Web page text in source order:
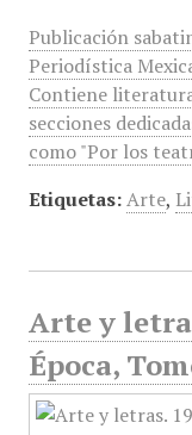
Publicación
Periodística
Contiene
secciones
como "Por los
Etiquetas: Arte,
Arte y
Época,